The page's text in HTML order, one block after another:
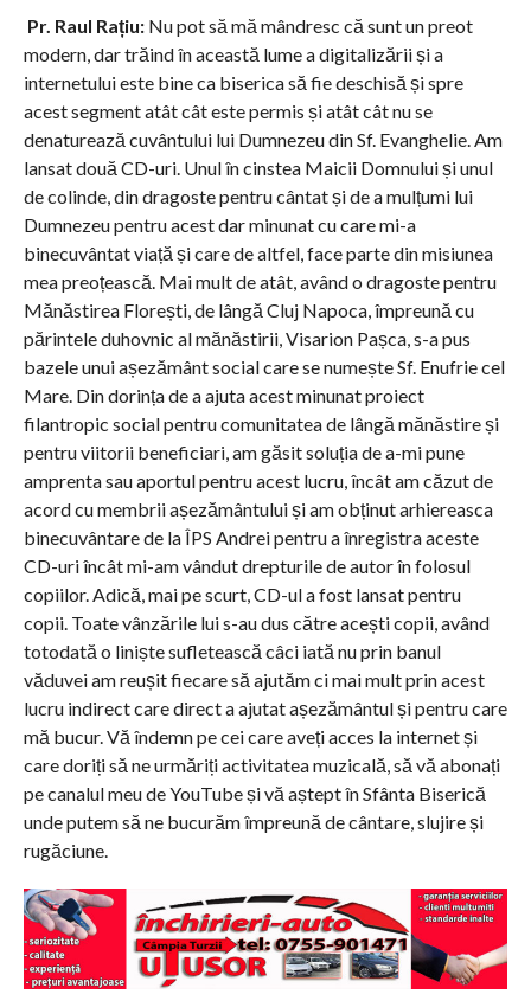
Pr. Raul Rațiu: Nu pot să mă mândresc că sunt un preot
modern, dar trăind în această lume a digitalizării și a
internetului este bine ca biserica să fie deschisă și spre
acest segment atât cât este permis și atât cât nu se
denaturează cuvântului lui Dumnezeu din Sf. Evanghelie. Am
lansat două CD-uri. Unul în cinstea Maicii Domnului și unul
de colinde, din dragoste pentru cântat și de a mulțumi lui
Dumnezeu pentru acest dar minunat cu care mi-a
binecuvântat viață și care de altfel, face parte din misiunea
mea preoțească. Mai mult de atât, având o dragoste pentru
Mănăstirea Florești, de lângă Cluj Napoca, împreună cu
părintele duhovnic al mănăstirii, Visarion Pașca, s-a pus
bazele unui așezământ social care se numește Sf. Enufrie cel
Mare. Din dorința de a ajuta acest minunat proiect
filantropic social pentru comunitatea de lângă mănăstire și
pentru viitorii beneficiari, am găsit soluția de a-mi pune
amprenta sau aportul pentru acest lucru, încât am căzut de
acord cu membrii așezământului și am obținut arhiereasca
binecuvântare de la ÎPS Andrei pentru a înregistra aceste
CD-uri încât mi-am vândut drepturile de autor în folosul
copiilor. Adică, mai pe scurt, CD-ul a fost lansat pentru
copii. Toate vânzările lui s-au dus către acești copii, având
totodată o liniște sufletească câci iată nu prin banul
văduvei am reușit fiecare să ajutăm ci mai mult prin acest
lucru indirect care direct a ajutat așezământul și pentru care
mă bucur. Vă îndemn pe cei care aveți acces la internet și
care doriți să ne urmăriți activitatea muzicală, să vă abonați
pe canalul meu de YouTube și vă aștept în Sfânta Biserică
unde putem să ne bucurăm împreună de cântare, slujire și
rugăciune.